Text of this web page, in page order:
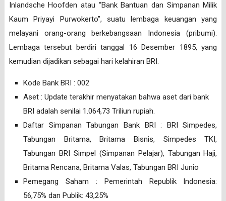
Inlandsche Hoofden atau “Bank Bantuan dan Simpanan Milik
Kaum Priyayi Purwokerto”, suatu lembaga keuangan yang
melayani orang-orang berkebangsaan Indonesia (pribumi).
Lembaga tersebut berdiri tanggal 16 Desember 1895, yang
kemudian dijadikan sebagai hari kelahiran BRI.
Kode Bank BRI : 002
Aset : Update terakhir menyatakan bahwa aset dari bank
BRI adalah senilai 1.064,73 Triliun rupiah.
Daftar Simpanan Tabungan Bank BRI : BRI Simpedes,
Tabungan Britama, Britama Bisnis, Simpedes TKI,
Tabungan BRI Simpel (Simpanan Pelajar), Tabungan Haji,
Britama Rencana, Britama Valas, Tabungan BRI Junio
Pemegang Saham : Pemerintah Republik Indonesia:
56,75% dan Publik: 43,25%